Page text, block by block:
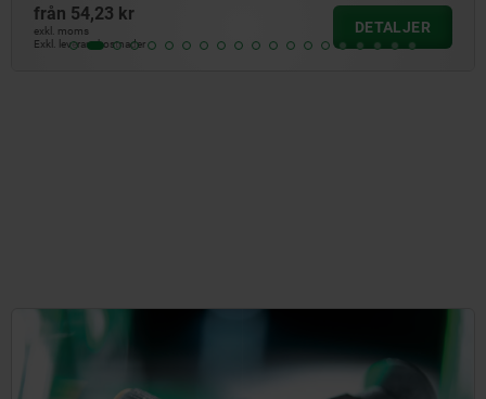
från 22,55 kr
exkl. moms
Exkl. leveranskostnader
DETALJER